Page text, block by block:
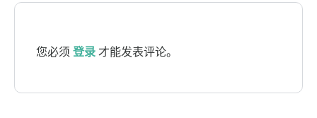
您必须 登录 才能发表评论。